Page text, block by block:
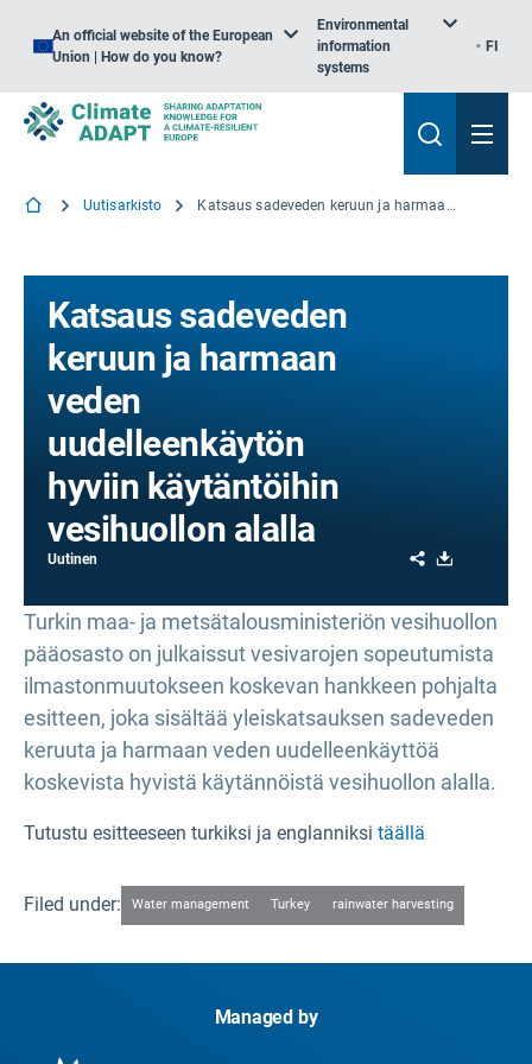
An official website of the European
Union | How do you know?
Environmental
information
systems
FI
Uutisarkisto Katsaus sadeveden keruun ja harmaan veden uudelleenkäytön hyviin käytäntöihin vesihuollon alalla
Katsaus sadeveden
keruun ja harmaan
veden
uudelleenkäytön
hyviin käytäntöihin
vesihuollon alalla
Uutinen Share
Turkin maa- ja metsätalousministeriön vesihuollon
pääosasto on julkaissut vesivarojen sopeutumista
ilmastonmuutokseen koskevan hankkeen pohjalta
esitteen, joka sisältää yleiskatsauksen sadeveden
keruuta ja harmaan veden uudelleenkäyttöä
koskevista hyvistä käytännöistä vesihuollon alalla.
Tutustu esitteeseen turkiksi ja englanniksi täällä
Filed under: Water management Turkey rainwater harvesting
Managed by